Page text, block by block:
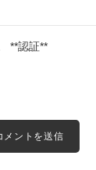
**認証**